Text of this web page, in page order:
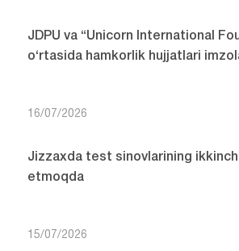
JDPU va “Unicorn International
o‘rtasida hamkorlik hujjatlari
16/07/2026
Jizzaxda test sinovlarining
etmoqda
15/07/2026